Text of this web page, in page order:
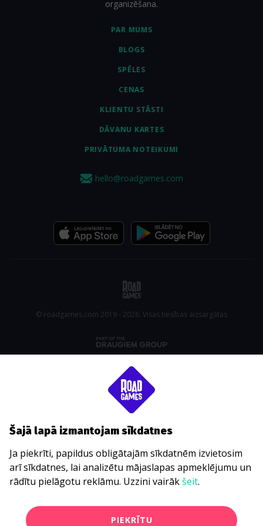
PAR MUMS
BLOGS
SPĒLES
CENAS
KLIENTU STĀSTI
DĀVANU KARTES
PRIVĀTUMA NOTEIKUMI
organizēšana.
hello@roadgames.com
© roadgames.com 2019 - 2026. Visas tiesības aizsargātas
Šajā lapā izmantojam sīkdatnes
Ja piekrīti, papildus obligātajām sīkdatnēm izvietosim
arī sīkdatnes, lai analizētu mājaslapas apmeklējumu un
rādītu pielāgotu reklāmu. Uzzini vairākšeit.
PIEKRĪTU